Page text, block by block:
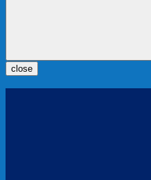
close